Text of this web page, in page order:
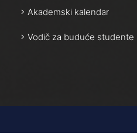
Akademski kalendar
Vodič za buduće studente